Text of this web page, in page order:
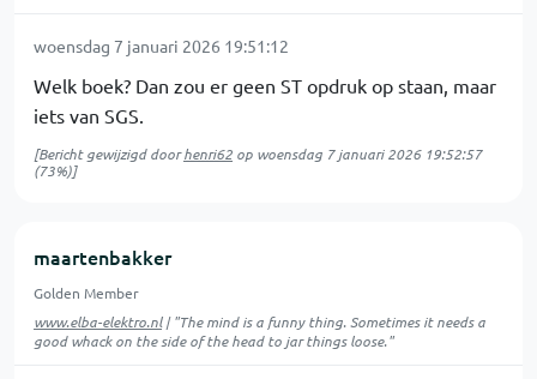
woensdag 7 januari 2026 19:51:12
Welk boek? Dan zou er geen ST opdruk op staan, maar
iets van SGS.
[Bericht gewijzigd doorhenri62 op woensdag 7 januari 2026 19:52:57
(73%)]
maartenbakker
Golden Member
www.elba-elektro.nl| "The mind is a funny thing. Sometimes it needs a
good whack on the side of the head to jar things loose."